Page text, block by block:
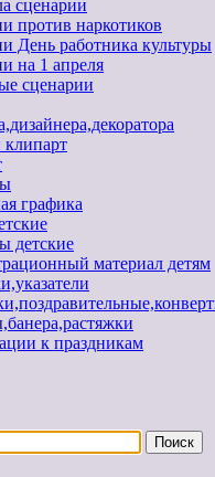
сценарии
против наркотиков
День работника культуры
на 1 апреля
сценарии
клипарт
графика
детские
материал детям
к праздникам